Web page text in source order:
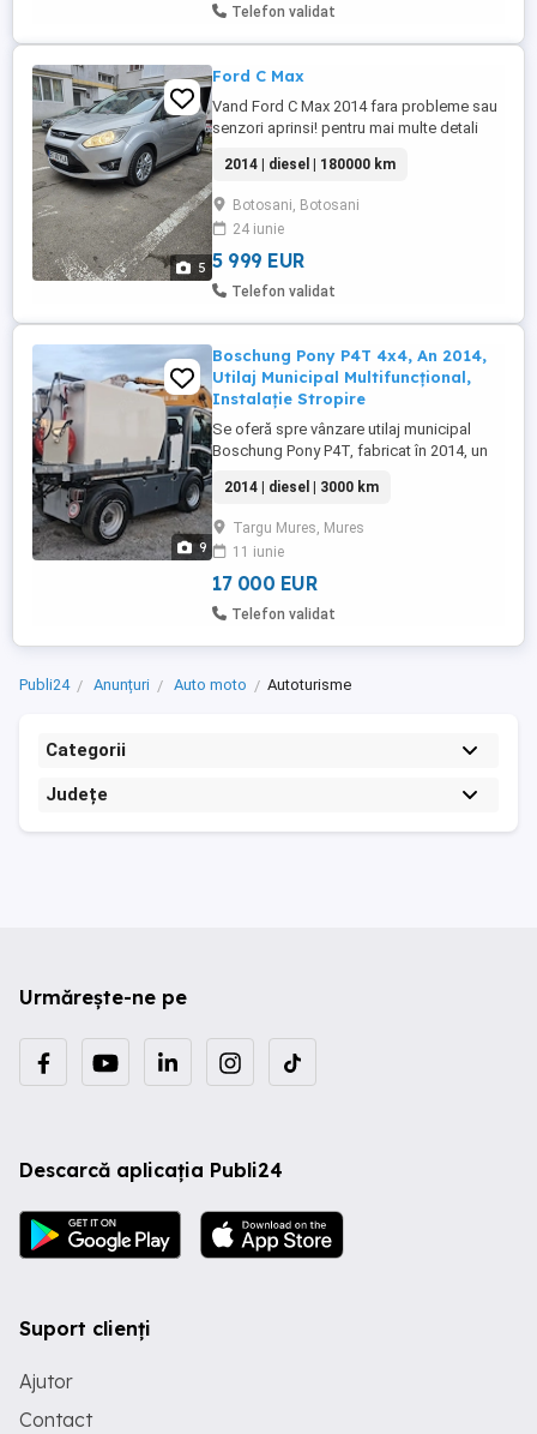
Telefon validat
5
Ford C Max
Vand Ford C Max 2014 fara probleme sau
senzori aprinsi! pentru mai multe detali
2014 | diesel | 180000 km
Botosani, Botosani
24 iunie
5 999 EUR
Telefon validat
9
Boschung Pony P4T 4x4, An 2014,
Utilaj Municipal Multifuncțional,
Instalație Stropire
Se oferă spre vânzare utilaj municipal
Boschung Pony P4T, fabricat în 2014, un
lucrări de întreținere urbană și servicii
comunale. Tracțiune integrală 4x4 Cabină
confortabilă cu vizibilitate excelentă
Sistem hidraulic pentru diverse
echipamente auxiliare ...
2014 | diesel | 3000 km
Targu Mures, Mures
11 iunie
17 000 EUR
Telefon validat
Publi24 Anunțuri Auto moto Autoturisme
Categorii
Județe
Urmărește-ne pe
Descarcă aplicația Publi24
Suport clienți
Ajutor
Contact